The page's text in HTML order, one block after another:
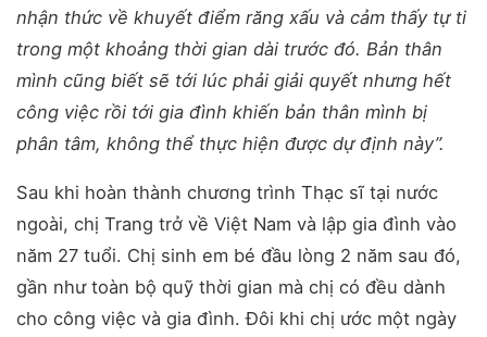
nhận thức về khuyết điểm răng xấu và cảm thấy tự ti
trong một khoảng thời gian dài trước đó. Bản thân
mình cũng biết sẽ tới lúc phải giải quyết nhưng hết
công việc rồi tới gia đình khiến bản thân mình bị
phân tâm, không thể thực hiện được dự định này”.
Sau khi hoàn thành chương trình Thạc sĩ tại nước
ngoài, chị Trang trở về Việt Nam và lập gia đình vào
năm 27 tuổi. Chị sinh em bé đầu lòng 2 năm sau đó,
gần như toàn bộ quỹ thời gian mà chị có đều dành
cho công việc và gia đình. Đôi khi chị ước một ngày